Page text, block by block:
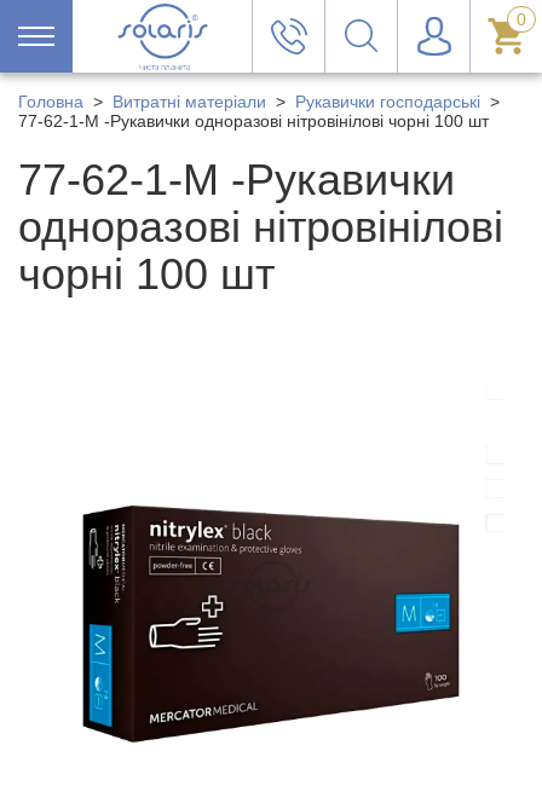
0
Головна > Витратні матеріали > Рукавички господарські >
77-62-1-M -Рукавички одноразові нітровінілові чорні 100 шт
77-62-1-M -Рукавички
одноразові нітровінілові
чорні 100 шт